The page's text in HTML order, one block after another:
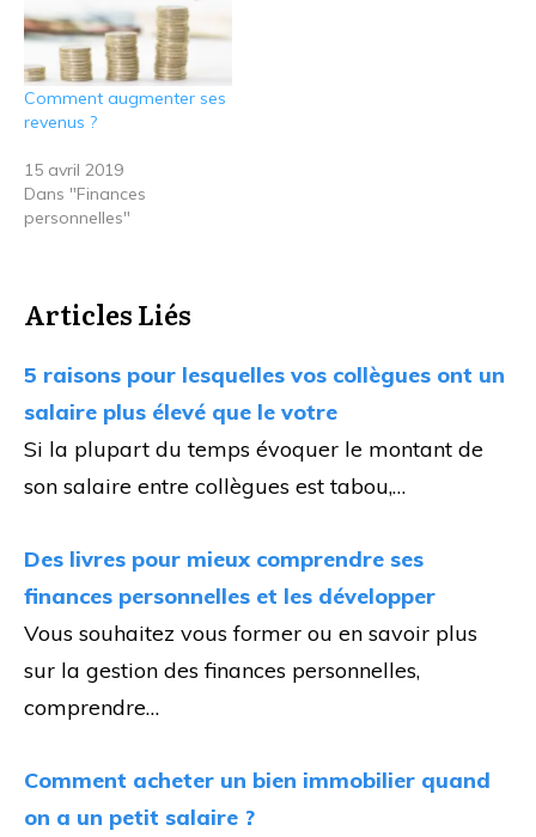
Comment augmenter ses
revenus ?
15 avril 2019
Dans "Finances
personnelles"
Articles Liés
5 raisons pour lesquelles vos collègues ont un
salaire plus élevé que le votre
Si la plupart du temps évoquer le montant de
son salaire entre collègues est tabou,…
Des livres pour mieux comprendre ses
finances personnelles et les développer
Vous souhaitez vous former ou en savoir plus
sur la gestion des finances personnelles,
comprendre…
Comment acheter un bien immobilier quand
on a un petit salaire ?